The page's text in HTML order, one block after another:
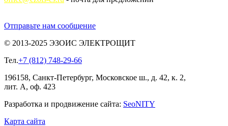
Отправьте нам сообщение
© 2013-2025 ЭЗОИС ЭЛЕКТРОЩИТ
Тел.+7 (812) 748-29-66
196158, Санкт-Петербург, Московское ш., д. 42, к. 2,
лит. А, оф. 423
Разработка и продвижение сайта: SeoNITY
Карта сайта